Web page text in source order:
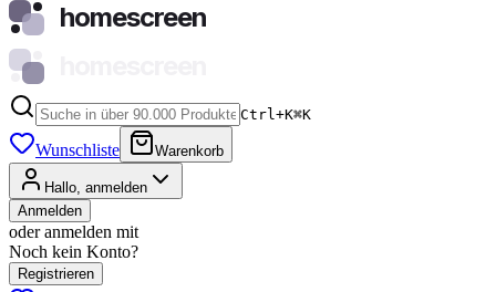
homescreen
Ctrl+K⌘K
Wunschliste Warenkorb
Hallo, anmelden
Anmelden
oder anmelden mit
Noch kein Konto?
Registrieren